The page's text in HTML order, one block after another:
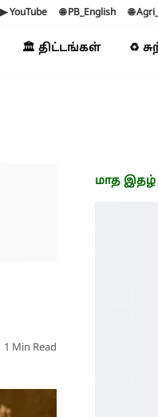
▶ YouTube 🌐 PB_English 🌐
🏛️ திட்டங்கள் ♻️
1 Min Read
மாத இதழ்